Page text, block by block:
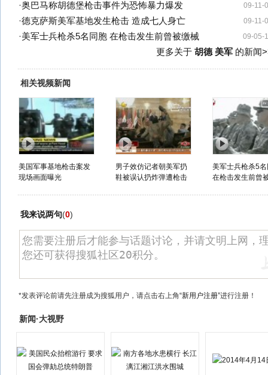
09-11-
·奥巴马称胡德堡枪击事件为恐怖暴力爆发
09-11-
·德克萨斯美军基地发生枪击 造成七人身亡
09-05-
·美军士兵枪杀5名同胞 在枪击发生前曾被缴械
更多关于 胡德 美军的新闻
相关视频新闻
美国军事基地枪击案发
现场画面曝光
男子效仿记者朝美军扔
鞋被误认扔炸弹遭枪击
美军士兵枪杀5名
在枪击发生前曾
我来说两句(0)
*发表评论前请先注册成为搜狐用户，请点击右上角“新用户注册”进行注册！
新闻·大视野